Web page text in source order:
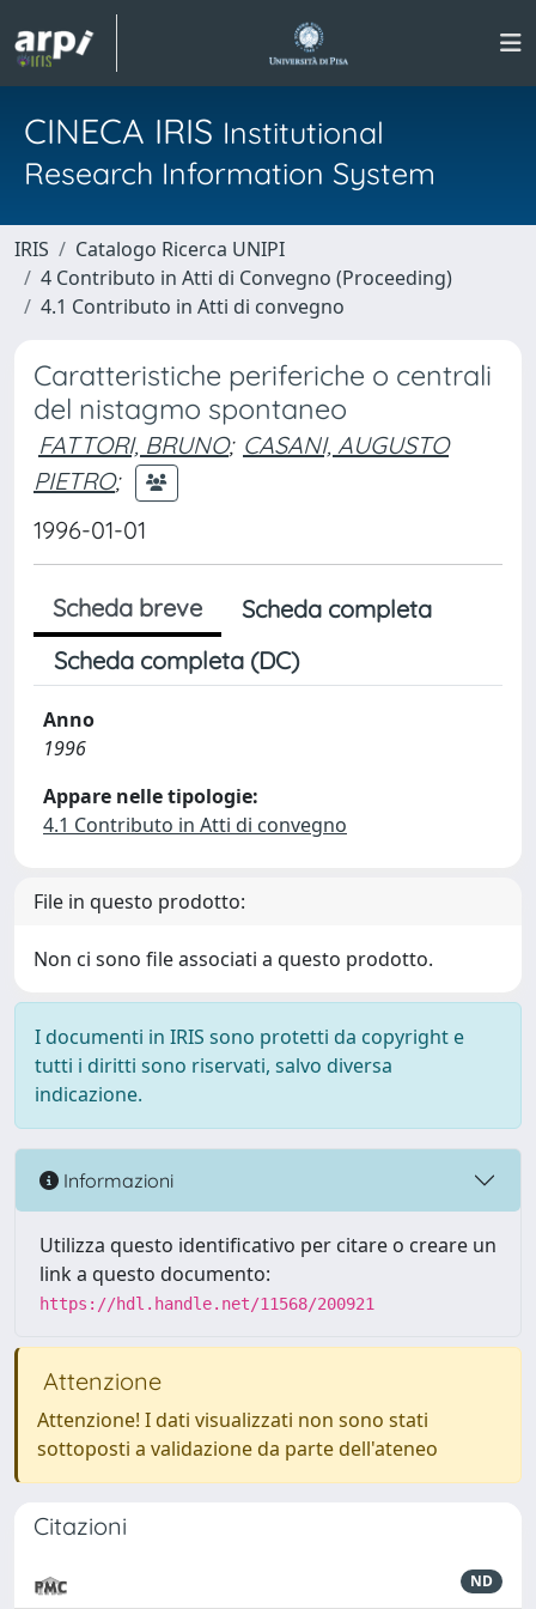
CINECA IRIS Institutional
Research Information System
IRIS
Catalogo Ricerca UNIPI
4 Contributo in Atti di Convegno (Proceeding)
4.1 Contributo in Atti di convegno
Caratteristiche periferiche o centrali
del nistagmo spontaneo
FATTORI, BRUNO; CASANI, AUGUSTO
PIETRO;
1996-01-01
Scheda breve
Scheda completa
Scheda completa (DC)
Anno
1996
Appare nelle tipologie:
4.1 Contributo in Atti di convegno
File in questo prodotto:
Non ci sono file associati a questo prodotto.
I documenti in IRIS sono protetti da copyright e
tutti i diritti sono riservati, salvo diversa
indicazione.
Informazioni
Utilizza questo identificativo per citare o creare un
link a questo documento:
https://hdl.handle.net/11568/200921
Attenzione
Attenzione! I dati visualizzati non sono stati
sottoposti a validazione da parte dell'ateneo
Citazioni
ND